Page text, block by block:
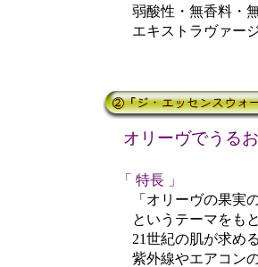
弱酸性・無香料・無
エキストラヴァージ
オリーヴでうる
「 特長 」
「オリーヴの果実のチ
というテーマをもとに
21世紀の肌が求める上
紫外線やエアコンの乾